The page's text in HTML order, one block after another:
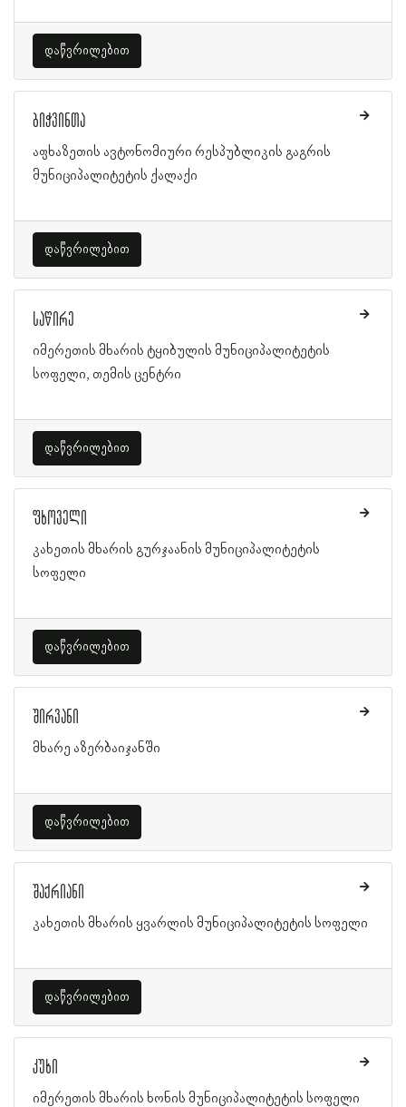
დაწვრილებით
ბიჭვინთა
აფხაზეთის ავტონომიური რესპუბლიკის გაგრის
მუნიციპალიტეტის ქალაქი
დაწვრილებით
საწირე
იმერეთის მხარის ტყიბულის მუნიციპალიტეტის
სოფელი, თემის ცენტრი
დაწვრილებით
ფხოველი
კახეთის მხარის გურჯაანის მუნიციპალიტეტის
სოფელი
დაწვრილებით
შირვანი
მხარე აზერბაიჯანში
დაწვრილებით
შაქრიანი
კახეთის მხარის ყვარლის მუნიციპალიტეტის სოფელი
დაწვრილებით
კუხი
იმერეთის მხარის ხონის მუნიციპალიტეტის სოფელი